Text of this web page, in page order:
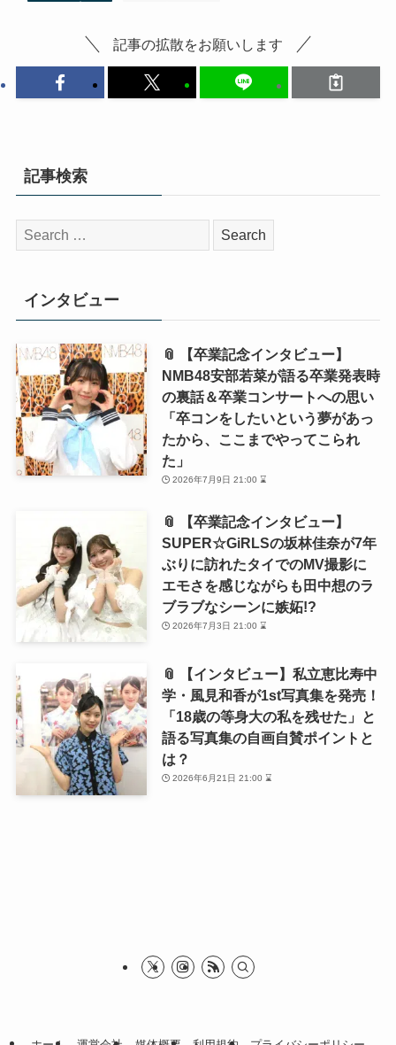
記事の拡散をお願いします
記事検索
検
索:
インタビュー
📎 【卒業記念インタビュー】
NMB48安部若菜が語る卒業発表時
の裏話＆卒業コンサートへの思い
「卒コンをしたいという夢があっ
たから、ここまでやってこられ
た」
2026年7月9日 21:00 ⌛
📎 【卒業記念インタビュー】
SUPER☆GiRLSの坂林佳奈が7年
ぶりに訪れたタイでのMV撮影に
エモさを感じながらも田中想のラ
ブラブなシーンに嫉妬!?
2026年7月3日 21:00 ⌛
📎 【インタビュー】私立恵比寿中
学・風見和香が1st写真集を発売！
「18歳の等身大の私を残せた」と
語る写真集の自画自賛ポイントと
は？
2026年6月21日 21:00 ⌛